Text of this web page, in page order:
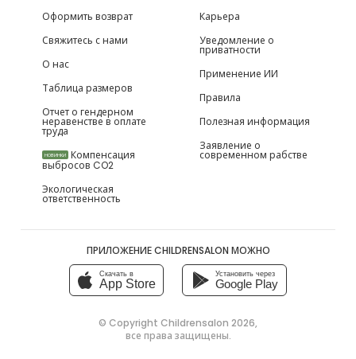
Оформить возврат
Свяжитесь с нами
О нас
Таблица размеров
Отчет о гендерном
неравенстве в оплате
труда
НОВИНКИ Компенсация
выбросов CO2
Экологическая
ответственность
Карьера
Уведомление о
приватности
Применение ИИ
Правила
Полезная информация
Заявление о
современном рабстве
ПРИЛОЖЕНИЕ CHILDRENSALON МОЖНО
Скачать в
App Store
Установить через
Google Play
© Copyright Childrensalon 2026,
все права защищены.